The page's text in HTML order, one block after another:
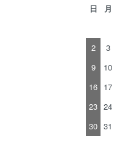
日 月
2
3
9
10
16 17
23 24
30 31